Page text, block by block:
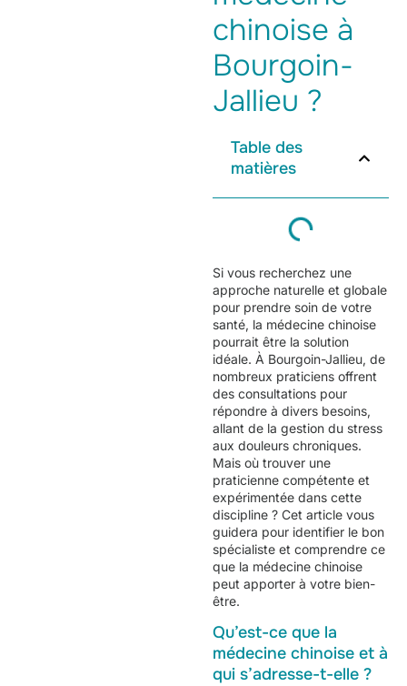
chinoise à
Bourgoin-
Jallieu ?
Table des
matières
Si vous recherchez une
approche naturelle et globale
pour prendre soin de votre
santé, la médecine chinoise
pourrait être la solution
idéale. À Bourgoin-Jallieu, de
nombreux praticiens offrent
des consultations pour
répondre à divers besoins,
allant de la gestion du stress
aux douleurs chroniques.
Mais où trouver une
praticienne compétente et
expérimentée dans cette
discipline ? Cet article vous
guidera pour identifier le bon
spécialiste et comprendre ce
que la médecine chinoise
peut apporter à votre bien-
être.
Qu’est-ce que la
médecine chinoise et à
qui s’adresse-t-elle ?